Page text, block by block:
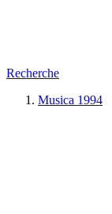
Recherche
Musica 1994